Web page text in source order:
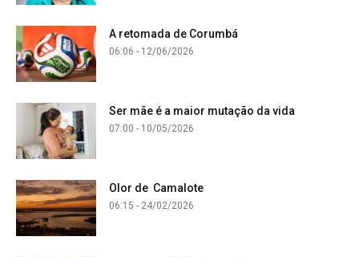
A retomada de Corumbá
06:06 - 12/06/2026
Ser mãe é a maior mutação da vida
07:00 - 10/05/2026
Olor de Camalote
06:15 - 24/02/2026